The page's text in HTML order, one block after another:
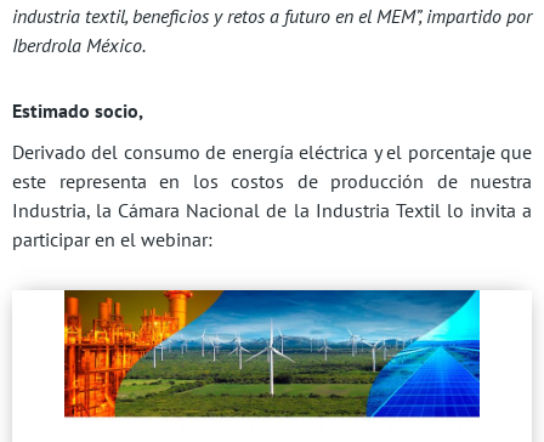
industria textil, beneficios y retos a futuro en el MEM”, impartido por
Iberdrola México.
Estimado socio,
Derivado del consumo de energía eléctrica y el porcentaje que
este representa en los costos de producción de nuestra
Industria, la Cámara Nacional de la Industria Textil lo invita a
participar en el webinar: